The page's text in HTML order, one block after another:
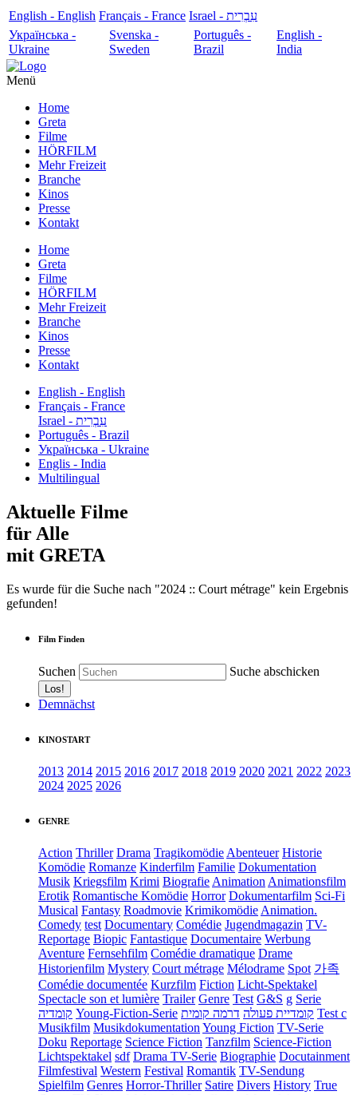
English - English Français - France
עִבְרִית - Israel
Українська -
Ukraine
Svenska -
Sweden
Português -
Brazil
English -
India
Menü
Home
Greta
Filme
HÖRFILM
Mehr Freizeit
Branche
Kinos
Presse
Kontakt
Home
Greta
Filme
HÖRFILM
Mehr Freizeit
Branche
Kinos
Presse
Kontakt
English - English
Français - France
עִבְרִית - Israel
Português - Brazil
Українська - Ukraine
Englis - India
Multilingual
Aktuelle Filme
für Alle
mit GRETA
Es wurde für die Suche nach "2024 :: Court métrage" kein Ergebnis
gefunden!
Film Finden
Suchen Suche abschicken
Demnächst
KINOSTART
2013 2014 2015 2016 2017 2018 2019 2020 2021 2022 2023
2024 2025 2026
GENRE
Action Thriller Drama Tragikomödie Abenteuer Historie
Komödie Romanze Kinderfilm Familie Dokumentation
Musik Kriegsfilm Krimi Biografie Animation Animationsfilm
Erotik Romantische Komödie Horror Dokumentarfilm Sci-Fi
Musical Fantasy Roadmovie Krimikomödie Animation.
Comedy test Documentary Comédie Jugendmagazin TV-
Reportage Biopic Fantastique Documentaire Werbung
Aventure Fernsehfilm Comédie dramatique Drame
Historienfilm Mystery Court métrage Mélodrame Spot 가족
Comédie documentée Kurzfilm Fiction Licht-Spektakel
Spectacle son et lumière Trailer Genre Test G&S g Serie
קומדיה Young-Fiction-Serie קומדיית פעולה דרמה קומית
Test c
Musikfilm Musikdokumentation Young Fiction TV-Serie
Doku Reportage Science Fiction Tanzfilm Science-Fiction
Lichtspektakel sdf Drama TV-Serie Biographie Docutainment
Filmfestival Western Festival Romantik TV-Sendung
Spielfilm Genres Horror-Thriller Satire Divers History True